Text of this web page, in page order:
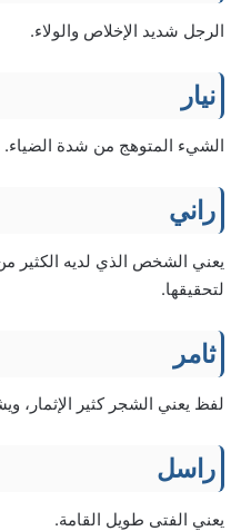
الرجل شديد الإخلاص والولاء.
نيار
الشيء المتوهج من شدة الضياء.
راني
يعني الشخص الذي لديه الكثير
لتحقيقها.
ثامر
لفظ يعني الشجر كثير الإثمار،
راسل
يعني الفتى طويل القامة.